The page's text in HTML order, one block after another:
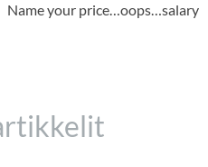
Name your price…oops…salary